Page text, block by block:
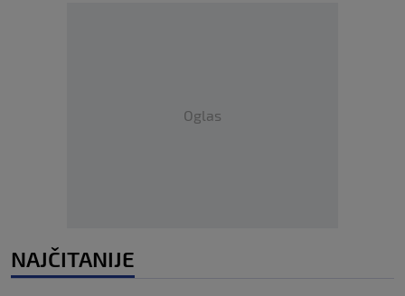
Oglas
NAJČITANIJE